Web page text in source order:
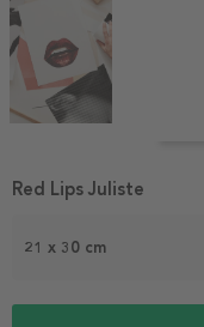
1
21 x 30 cm
Red Lips Juliste